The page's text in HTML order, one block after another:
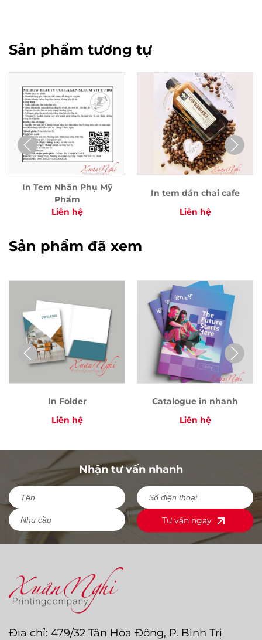
Sản phẩm tương tự
In Tem Nhãn Phụ Mỹ
Phẩm
Liên hệ
In tem dán chai cafe
Liên hệ
Sản phẩm đã xem
In Folder
Liên hệ
Catalogue in nhanh
Liên hệ
Nhận tư vấn nhanh
Tư vấn ngay
Địa chỉ: 479/32 Tân Hòa Đông, P. Bình Trị